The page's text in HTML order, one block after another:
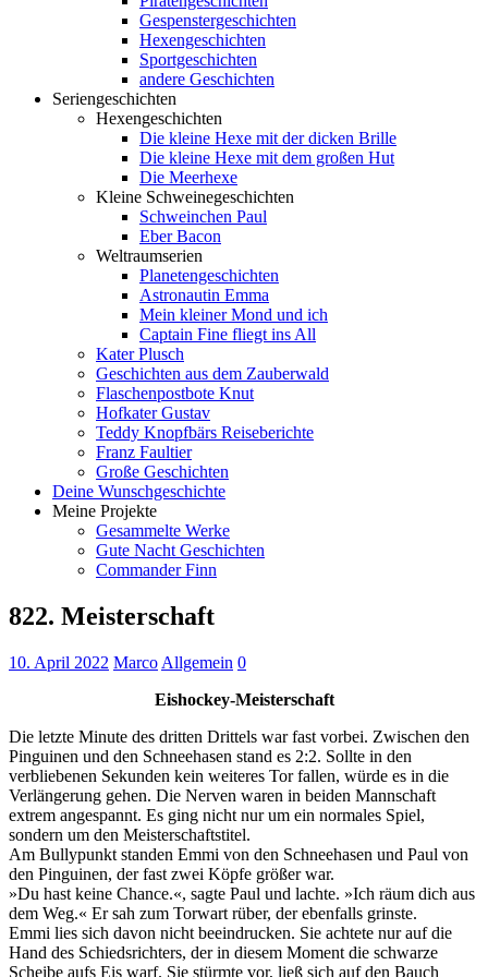
Gespenstergeschichten
Hexengeschichten
Sportgeschichten
andere Geschichten
Seriengeschichten
Hexengeschichten
Die kleine Hexe mit der dicken Brille
Die kleine Hexe mit dem großen Hut
Die Meerhexe
Kleine Schweinegeschichten
Schweinchen Paul
Eber Bacon
Weltraumserien
Planetengeschichten
Astronautin Emma
Mein kleiner Mond und ich
Captain Fine fliegt ins All
Kater Plusch
Geschichten aus dem Zauberwald
Flaschenpostbote Knut
Hofkater Gustav
Teddy Knopfbärs Reiseberichte
Franz Faultier
Große Geschichten
Deine Wunschgeschichte
Meine Projekte
Gesammelte Werke
Gute Nacht Geschichten
Commander Finn
822. Meisterschaft
10. April 2022 Marco Allgemein 0
Eishockey-Meisterschaft
Die letzte Minute des dritten Drittels war fast vorbei. Zwischen den
Pinguinen und den Schneehasen stand es 2:2. Sollte in den
verbliebenen Sekunden kein weiteres Tor fallen, würde es in die
Verlängerung gehen. Die Nerven waren in beiden Mannschaft
extrem angespannt. Es ging nicht nur um ein normales Spiel,
sondern um den Meisterschaftstitel.
Am Bullypunkt standen Emmi von den Schneehasen und Paul von
den Pinguinen, der fast zwei Köpfe größer war.
»Du hast keine Chance.«, sagte Paul und lachte. »Ich räum dich aus
dem Weg.« Er sah zum Torwart rüber, der ebenfalls grinste.
Emmi lies sich davon nicht beeindrucken. Sie achtete nur auf die
Hand des Schiedsrichters, der in diesem Moment die schwarze
Scheibe aufs Eis warf. Sie stürmte vor, ließ sich auf den Bauch